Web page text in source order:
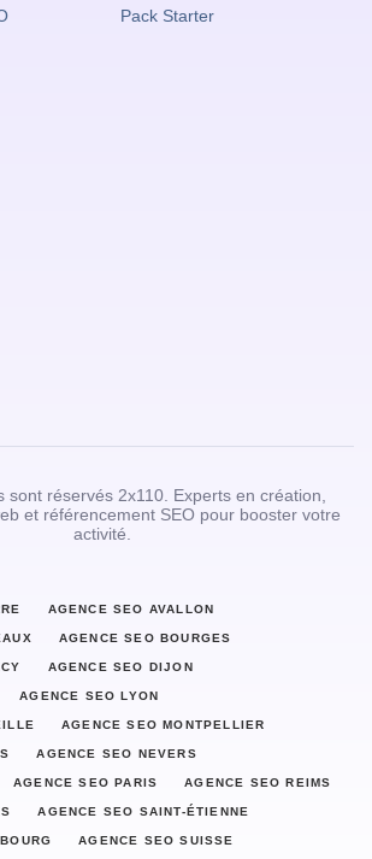
Pack Starter
sont réservés 2x110. Experts en création,
et référencement SEO pour booster votre
activité.
AGENCE SEO AVALLON
AGENCE SEO BOURGES
AGENCE SEO DIJON
AGENCE SEO LYON
AGENCE SEO MONTPELLIER
AGENCE SEO NEVERS
AGENCE SEO PARIS AGENCE SEO REIMS
AGENCE SEO SAINT-ÉTIENNE
AGENCE SEO SUISSE